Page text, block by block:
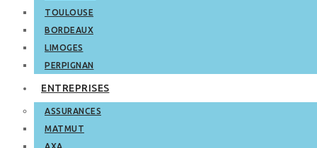
TOULOUSE
BORDEAUX
LIMOGES
PERPIGNAN
ENTREPRISES
ASSURANCES
MATMUT